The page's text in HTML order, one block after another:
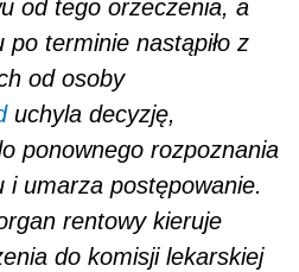
od tego orzeczenia, a
po terminie nastąpiło z
od osoby
uchyla decyzję,
ponownego rozpoznania
i umarza postępowanie.
rentowy kieruje
do komisji lekarskiej